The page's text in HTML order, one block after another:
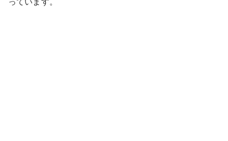
っています。